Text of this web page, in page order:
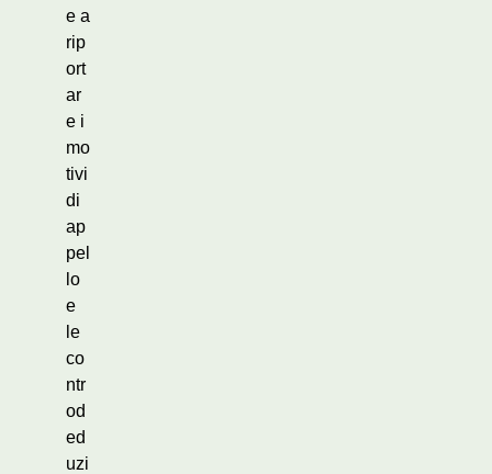
e a
rip
ort
ar
e i
mo
tivi
di
ap
pel
lo
e
le
co
ntr
od
ed
uzi